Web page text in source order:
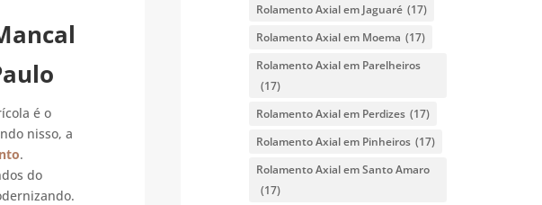
é o
nisso, a
.
do
Rolamento Axial em Jaguaré (17)
Rolamento Axial em Moema (17)
Rolamento Axial em Parelheiros
(17)
Rolamento Axial em Perdizes (17)
Rolamento Axial em Pinheiros (17)
Rolamento Axial em Santo Amaro
(17)